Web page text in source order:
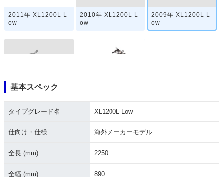
2011年 XL1200L L
ow
2010年 XL1200L L
ow
2009年 XL1200L L
ow
基本スペック
タイプグレード名 XL1200L Low
仕向け・仕様 海外メーカーモデル
全長 (mm) 2250
全幅 (mm) 890